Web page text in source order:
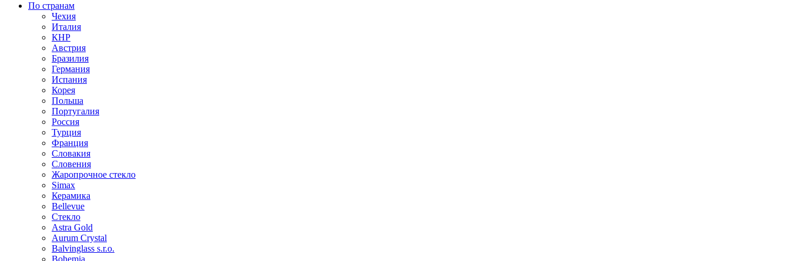
По странам
Чехия
Италия
КНР
Австрия
Бразилия
Германия
Испания
Корея
Польша
Португалия
Россия
Турция
Франция
Словакия
Словения
Жаропрочное стекло
Simax
Керамика
Bellevue
Стекло
Astra Gold
Aurum Crystal
Balvinglass s.r.o.
Bohemia